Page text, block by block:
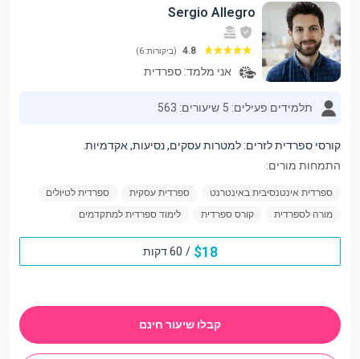
Sergio Allegro
4.8 (ביקורות: 6)
אני מלמד: ספרדית
תלמידים פעילים: 5 שיעורים: 563
קורסי ספרדית לזרים: למטרות עסקים, נסיעות, אקדמיות.
התמחות מורים:
ספרדית אינטנסיבית באינטרנט ספרדית עסקית
ספרדית לטיולים
מורה לספרדית
קורס ספרדית לימוד ספרדית למתקדמים
18
$
/ 60 דקות
קבלו שיעור חינם